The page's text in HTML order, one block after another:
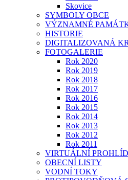
Skovice
SYMBOLY OBCE
VÝZNAMNÉ
HISTORIE
DIGITALIZOVANÁ
FOTOGALERIE
Rok 2020
Rok 2019
Rok 2018
Rok 2017
Rok 2016
Rok 2015
Rok 2014
Rok 2013
Rok 2012
Rok 2011
VIRTUÁLNÍ
OBECNÍ LISTY
VODNÍ TOKY